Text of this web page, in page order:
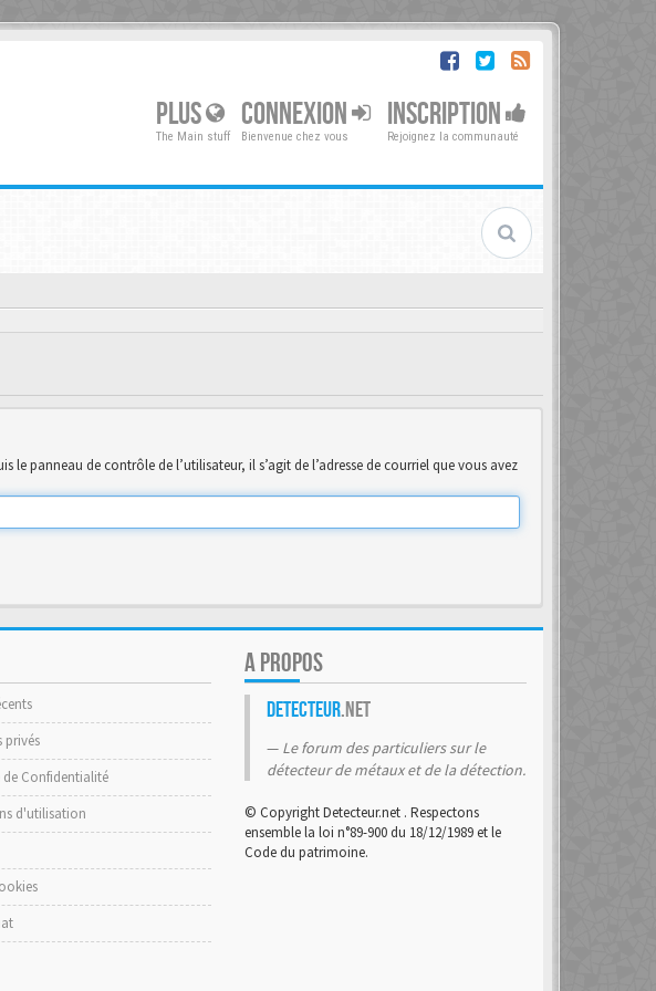
PLUS
The Main stuff
CONNEXION
Bienvenue chez vous
INSCRIPTION
Rejoignez la communauté
le panneau de contrôle de l’utilisateur, il s’agit de l’adresse de courriel que vous avez
privés
Confidentialité
d'utilisation
A PROPOS
Detecteur.net
Le forum des particuliers sur le
détecteur de métaux et de la détection.
© Copyright Detecteur.net . Respectons
ensemble la loi n°89-900 du 18/12/1989 et le
Code du patrimoine.